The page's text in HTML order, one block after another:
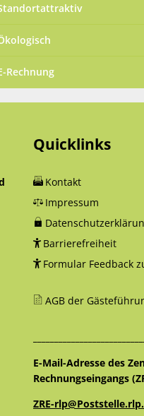
Rechnung
Quicklinks
Kontakt
Impressum
Barrierefreiheit
Formular Feedback
AGB der
E-Mail-Adresse des
Rechnungseingangs
ZRE-